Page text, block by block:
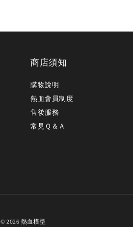
商店須知
購物說明
熱血會員制度
售後服務
常見Ｑ＆Ａ
© 2026 熱血模型